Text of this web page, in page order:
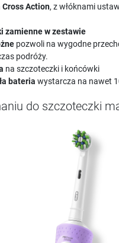
Cross Action, z włóknami
zamienne w zestawie
pozwoli na wygodne
podróży.
na szczoteczki i końcówki
bateria wystarcza na nawet
do szczoteczki